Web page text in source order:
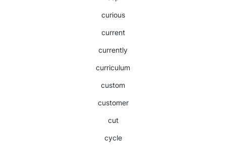
curious
current
currently
curriculum
custom
customer
cut
cycle